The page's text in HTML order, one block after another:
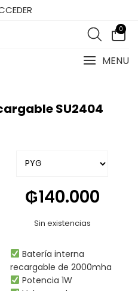
0
MENU
SU2404
Batería interna
recargable de 2000mha
Potencia 1W
Sin existencias
₲140.000